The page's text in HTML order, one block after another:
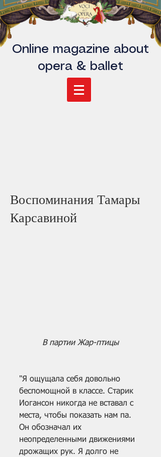
Online magazine about
opera & ballet
Воспоминания Тамары
Карсавиной
В партии Жар-птицы
"Я ощущала себя довольно
беспомощной в классе. Старик
Иогансон никогда не вставал с
места, чтобы показать нам па.
Он обозначал их
неопределенными движениями
дрожащих рук. Я долго не